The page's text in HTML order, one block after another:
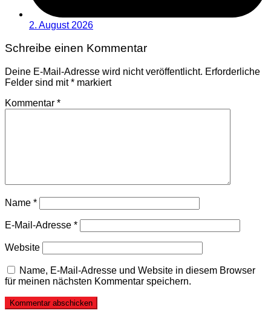
2. August 2026
Schreibe einen Kommentar
Deine E-Mail-Adresse wird nicht veröffentlicht. Erforderliche
Felder sind mit* markiert
Kommentar *
Name *
E-Mail-Adresse *
Website
Name, E-Mail-Adresse und Website in diesem Browser
für meinen nächsten Kommentar speichern.